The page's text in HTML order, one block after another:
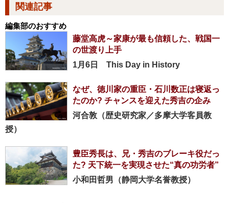
関連記事
編集部のおすすめ
藤堂高虎～家康が最も信頼した、戦国一
の世渡り上手
1月6日 This Day in History
なぜ、徳川家の重臣・石川数正は寝返っ
たのか? チャンスを迎えた秀吉の企み
河合敦（歴史研究家／多摩大学客員教
授）
豊臣秀長は、兄・秀吉のブレーキ役だっ
た? 天下統一を実現させた“真の功労者”
小和田哲男（静岡大学名誉教授）